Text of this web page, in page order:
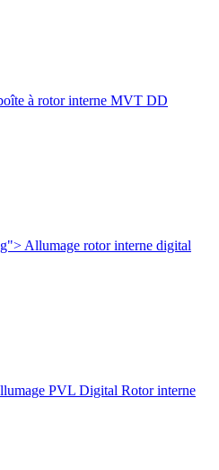
à rotor interne MVT DD
Allumage rotor interne digital
PVL Digital Rotor interne